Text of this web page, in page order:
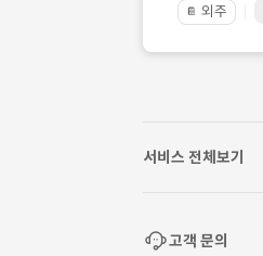
📔 외주
서비스 전체보기
고객 문의